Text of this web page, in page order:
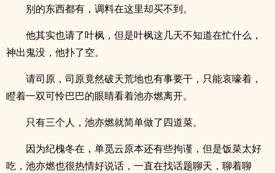
别的东西都有，调料在这里却买不到。
他其实也请了叶枫，但是叶枫这几天不知道在忙什么，
神出鬼没，他扑了空。
请司原，司原竟然破天荒地也有事要干，只能哀嚎着，
瞪着一双可怜巴巴的眼睛看着池亦燃离开。
只有三个人，池亦燃就简单做了四道菜。
因为纪槐冬在，单觅云原本还有些拘谨，但是饭菜太好
吃，池亦燃也很热情好说话，一直在找话题聊天，聊着聊